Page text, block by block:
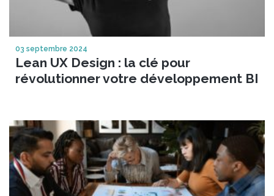
03 septembre 2024
Lean UX Design : la clé pour
révolutionner votre développement BI